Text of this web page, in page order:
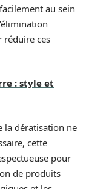
au sein
réduire ces
: style et
la dératisation ne
cette
pour
de produits